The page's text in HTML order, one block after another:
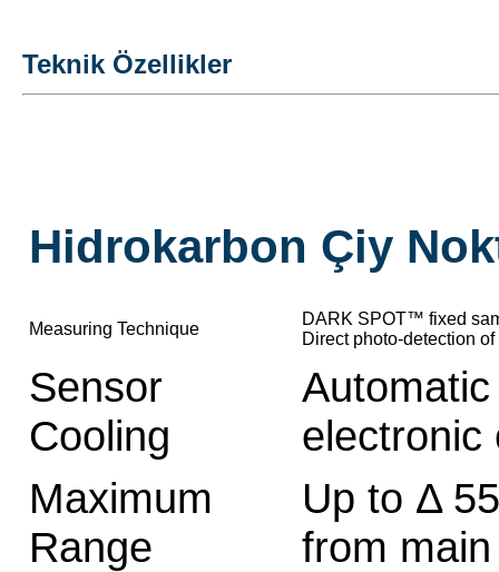
Teknik Özellikler
Hidrokarbon Çiy
Measuring Technique
DARK SPOT™ fixed
Direct photo-detection
Sensor
Cooling
electronic
Maximum
Range
Up to Δ
from